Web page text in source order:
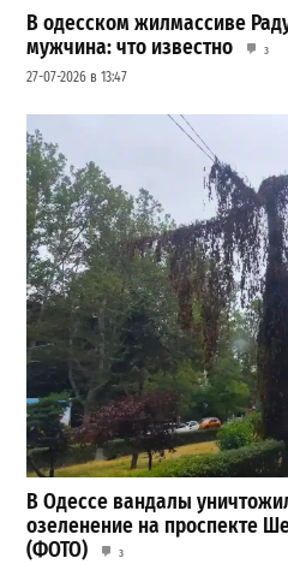
В одесском жилмассиве
мужчина: что известно
3
27-07-2026 в 13:47
В Одессе вандалы
озеленение на проспекте
(ФОТО)
3